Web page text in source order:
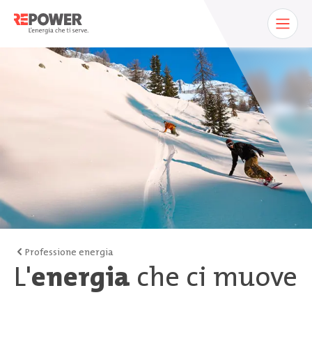
Professione energia
L'energia che ci muove